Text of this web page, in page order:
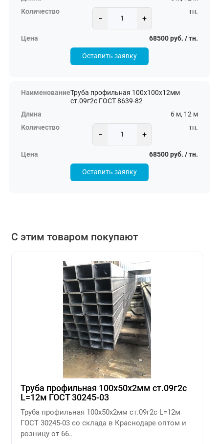
− +
тн.
68500 руб. / тн.
Оставить заявку
Труба профильная 100х100х12мм
ст.09г2с ГОСТ 8639-82
6 м, 12 м
− +
тн.
68500 руб. / тн.
Оставить заявку
С этим товаром покупают
Труба профильная 100х50х2мм ст.09г2с
L=12м ГОСТ 30245-03
Труба профильная 100х50х2мм ст.09г2с L=12м
ГОСТ 30245-03 со склада в Краснодаре оптом и
розницу от 66..